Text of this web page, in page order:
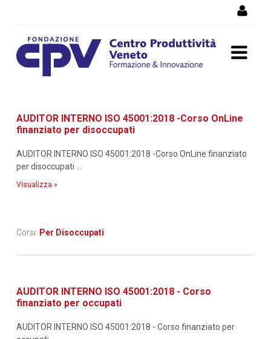
formazione
AUDITOR INTERNO ISO 45001:2018 -Corso OnLine
finanziato per disoccupati
AUDITOR INTERNO ISO 45001:2018 -Corso OnLine finanziato
per disoccupati ...
Visualizza »
Corsi: Per Disoccupati
AUDITOR INTERNO ISO 45001:2018 - Corso
finanziato per occupati
AUDITOR INTERNO ISO 45001:2018 - Corso finanziato per